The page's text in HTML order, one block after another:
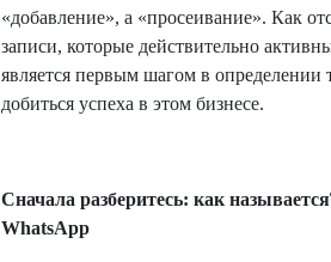
«добавление», а «просеивание». Как
записи, которые действительно
является первым шагом в определении
добиться успеха в этом бизнесе.
Сначала разберитесь: как называется
WhatsApp